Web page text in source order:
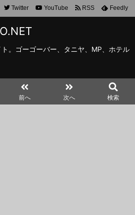
。ゴーゴーバー、タニヤ、MP、ホテル
前へ 次へ 検索
Twitter YouTube RSS Feedly